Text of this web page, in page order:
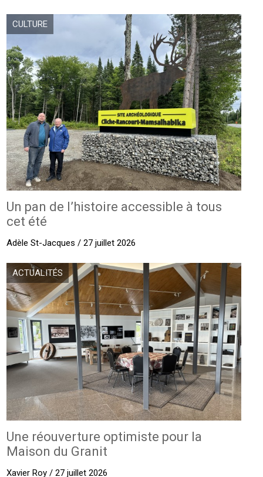
CULTURE
Un pan de l’histoire accessible à tous
cet été
Adèle St-Jacques / 27 juillet 2026
ACTUALITÉS
Une réouverture optimiste pour la
Maison du Granit
Xavier Roy / 27 juillet 2026